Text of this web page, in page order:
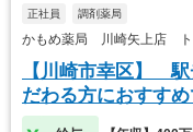
正社員 調剤薬局
かもめ薬局 川崎矢上店 ト
【川崎市幸区】
だわる方におすすめ